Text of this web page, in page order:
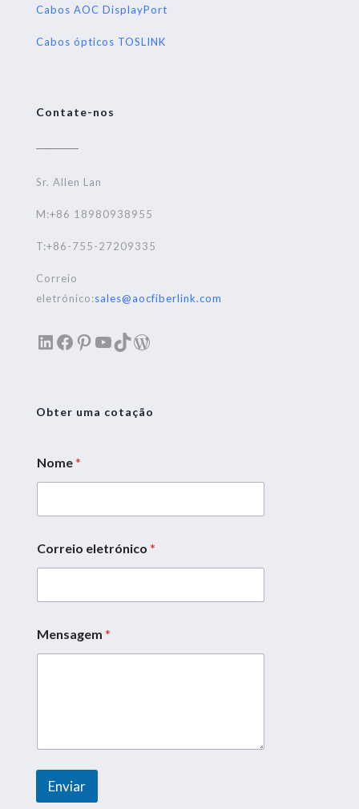
Cabos AOC DisplayPort
Cabos ópticos TOSLINK
Contate-nos
Sr. Allen Lan
M:+86 18980938955
T:+86-755-27209335
Correio
eletrónico:sales@aocfiberlink.com
LinkedIn
Facebook
Pinterest
YouTube
TikTok
WordPress
Obter uma cotação
Nome*
Correio eletrónico *
*
M
e
Mensagem *
Enviar